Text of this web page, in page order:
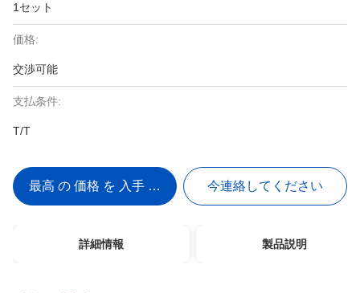
1セット
価格:
交渉可能
支払条件:
T/T
最高 の 価格 を 入手 する 今連絡してください
詳細情報 製品説明